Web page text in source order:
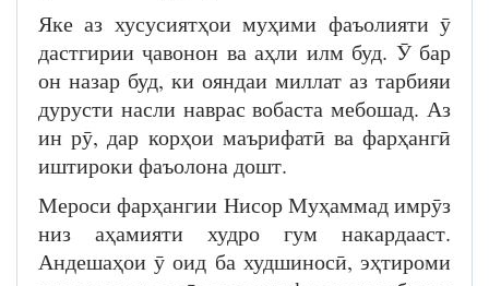
Яке аз хусусиятҳои муҳими фаъолияти ӯ
дастгирии ҷавонон ва аҳли илм буд. Ӯ бар
он назар буд, ки ояндаи миллат аз тарбияи
дурусти насли наврас вобаста мебошад. Аз
ин рӯ, дар корҳои маърифатӣ ва фарҳангӣ
иштироки фаъолона дошт.
Мероси фарҳангии Нисор Муҳаммад имрӯз
низ аҳамияти худро гум накардааст.
Андешаҳои ӯ оид ба худшиносӣ, эҳтироми